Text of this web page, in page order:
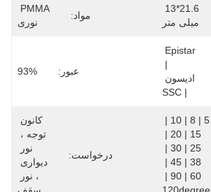
میلی متر
مواد:
نوری
| SSC
عبور: 93%
درخواست: